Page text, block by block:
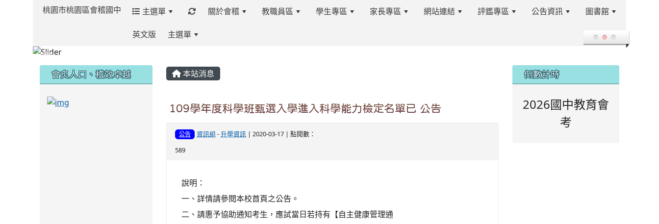
桃園市桃園區會稽國中 主選單 關於會稽 教職員區 學生專區 家長專區 網站連結 評鑑專區 公告資訊 圖書館
英文版 主選單 登入
本站消息
109學年度科學班甄選入學進入科學能力檢定名單已 公告
公告 資訊組 -升學資訊| 2020-03-17 | 點閱數：
589
說明：
一、詳情請參閱本校首頁之公告。
二、請惠予協助通知考生，應試當日若持有【自主健康管理通
會炙人口、稽效卓越
link to https://sites.google.com/kjjhs.tyc.edu.tw/kjjhsnews/%E9%A6%96%E9%A0%81
倒數計時
2026國中教育會
考